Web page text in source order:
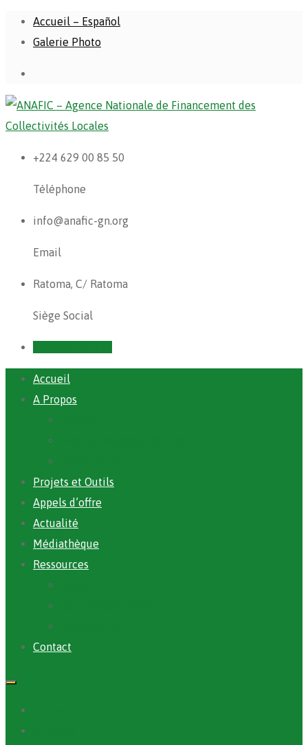
Accueil – Español
Galerie Photo
+224 629 00 85 50
Téléphone
info@anafic-gn.org
Email
Ratoma, C/ Ratoma
Siège Social
Accueil
A Propos
Projets et Outils
Appels d’offre
Actualité
Médiathèque
Ressources
Contact